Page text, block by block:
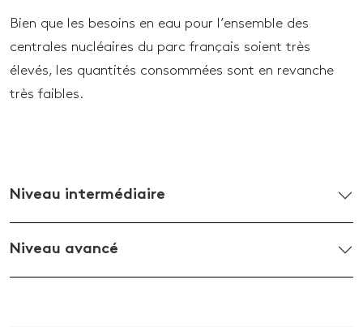
Bien que les besoins en eau pour l’ensemble des
centrales nucléaires du parc français soient très
élevés, les quantités consommées sont en revanche
très faibles.
Niveau intermédiaire
Niveau avancé